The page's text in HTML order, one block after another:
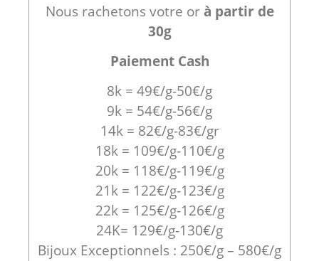
Nous rachetons votre orà partir de
30g
Paiement Cash
8k = 49€/g-50€/g
9k = 54€/g-56€/g
14k = 82€/g-83€/gr
18k = 109€/g-110€/g
20k = 118€/g-119€/g
21k = 122€/g-123€/g
22k = 125€/g-126€/g
24K= 129€/g-130€/g
Bijoux Exceptionnels : 250€/g – 580€/g